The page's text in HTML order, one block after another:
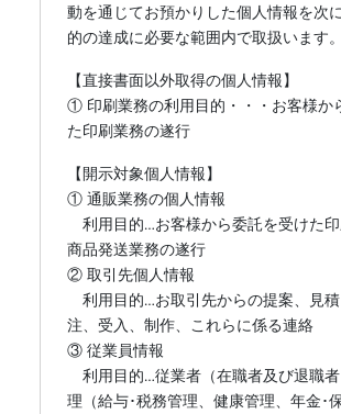
動を通じてお預かりした個人情報を次
的の達成に必要な範囲内で取扱います。
【直接書面以外取得の個人情報】
① 印刷業務の利用目的・・・お客様か
た印刷業務の遂行
【開示対象個人情報】
① 通販業務の個人情報
利用目的…お客様から委託を受けた
商品発送業務の遂行
② 取引先個人情報
利用目的…お取引先からの提案、見
注、受入、制作、これらに係る連絡
③ 従業員情報
利用目的…従業者（在職者及び退職
理（給与･税務管理、健康管理、年金･